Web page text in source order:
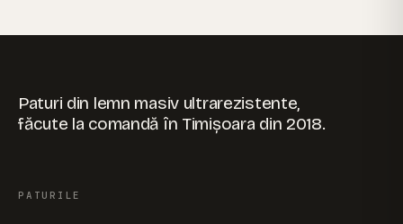
Paturi din lemn masiv ultrarezistente,
făcute la comandă în Timișoara din 2018.
PATURILE